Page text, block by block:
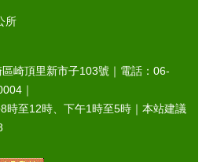
所
崎頂里新市子103號｜電話：06-
｜
時至12時、下午1時至5時｜本站建議